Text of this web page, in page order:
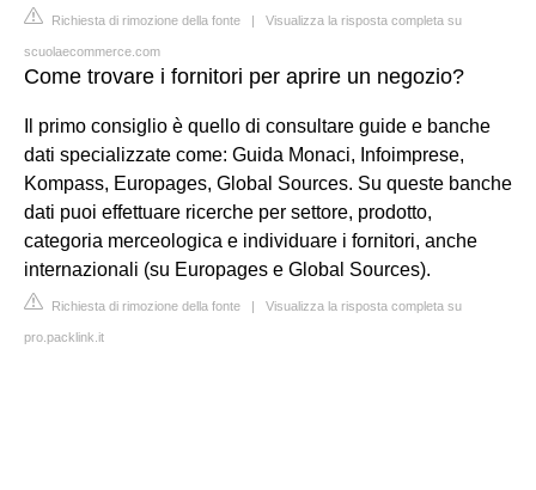
Richiesta di rimozione della fonte | Visualizza la risposta completa su
scuolaecommerce.com
Come trovare i fornitori per aprire un negozio?
Il primo consiglio è quello di consultare guide e banche
dati specializzate come: Guida Monaci, Infoimprese,
Kompass, Europages, Global Sources. Su queste banche
dati puoi effettuare ricerche per settore, prodotto,
categoria merceologica e individuare i fornitori, anche
internazionali (su Europages e Global Sources).
Richiesta di rimozione della fonte | Visualizza la risposta completa su
pro.packlink.it